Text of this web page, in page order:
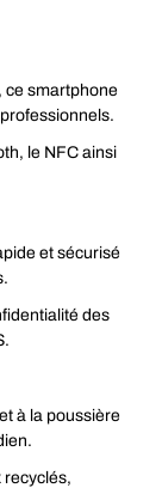
ce smartphone
le NFC ainsi
et sécurisé
des
à la poussière
recyclés,